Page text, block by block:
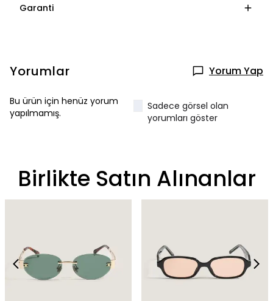
Garanti
Yorumlar Yorum Yap
Bu ürün için henüz yorum
yapılmamış.
Sadece görsel olan
yorumları göster
Birlikte Satın Alınanlar